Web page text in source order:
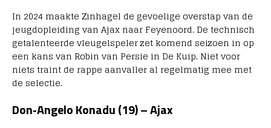
In 2024 maakte Zinhagel de gevoelige overstap van de
jeugdopleiding van Ajax naar Feyenoord. De technisch
getalenteerde vleugelspeler zet komend seizoen in op
een kans van Robin van Persie in De Kuip. Niet voor
niets traint de rappe aanvaller al regelmatig mee met
de selectie.
Don‑Angelo Konadu (19) – Ajax